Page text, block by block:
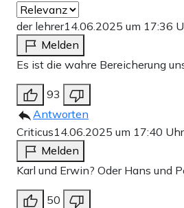
der lehrer14.06.2025 um 17:36
Melden
Es ist die wahre Bereicherung
93
Antworten
Criticus14.06.2025 um 17:40 Uhr
Melden
Karl und Erwin? Oder Hans und
50